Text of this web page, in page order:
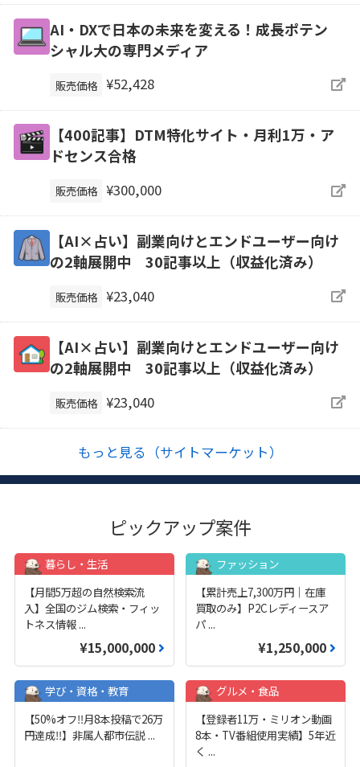
AI・DXで日本の未来を変える！成長ポテン
シャル大の専門メディア
販売価格 ¥52,428
【400記事】DTM特化サイト・月利1万・ア
ドセンス合格
販売価格 ¥300,000
【AI×占い】副業向けとエンドユーザー向け
の2軸展開中 30記事以上（収益化済み）
販売価格 ¥23,040
【AI×占い】副業向けとエンドユーザー向け
の2軸展開中 30記事以上（収益化済み）
販売価格 ¥23,040
もっと見る（サイトマーケット）
ピックアップ案件
暮らし・生活
【月間5万超の自然検索流
入】全国のジム検索・フィッ
トネス情報 ...
¥15,000,000
ファッション
【累計売上7,300万円｜在庫
買取のみ】P2Cレディースア
パ ...
¥1,250,000
学び・資格・教育
【50%オフ‼️月8本投稿で26万
円達成‼️】非属人都市伝説 ...
グルメ・食品
【登録者11万・ミリオン動画
8本・TV番組使用実績】5年近
く ...